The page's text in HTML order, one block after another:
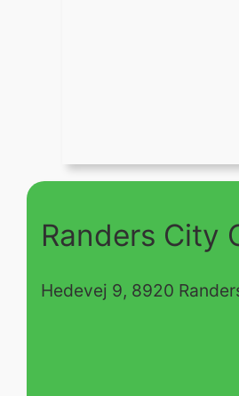
Randers City
Hedevej 9, 8920